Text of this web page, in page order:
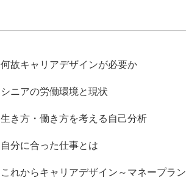
何故キャリアデザインが必要か
シニアの労働環境と現状
生き方・働き方を考える自己分析
自分に合った仕事とは
これからキャリアデザイン～マネープラン